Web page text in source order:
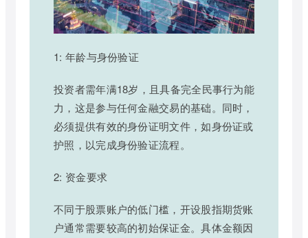
1: 年龄与身份验证
投资者需年满18岁，且具备完全民事行为能
力，这是参与任何金融交易的基础。同时，
必须提供有效的身份证明文件，如身份证或
护照，以完成身份验证流程。
2: 资金要求
不同于股票账户的低门槛，开设股指期货账
户通常需要较高的初始保证金。具体金额因